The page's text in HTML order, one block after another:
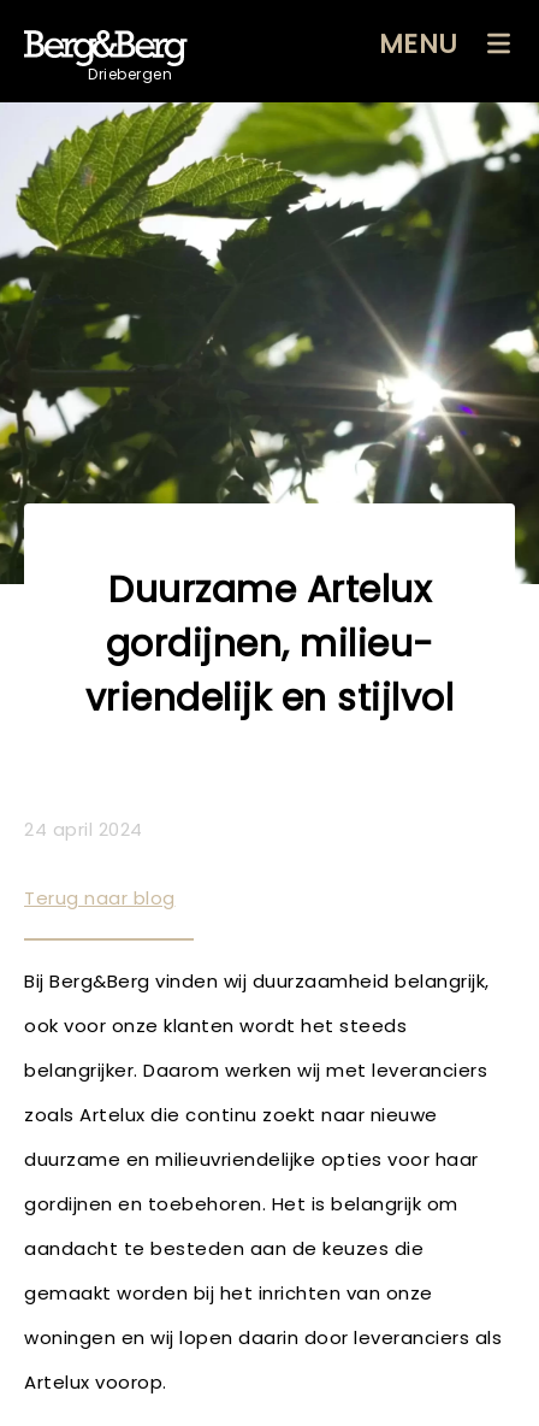
Driebergen
MENU
Duurzame Artelux
gordijnen, milieu-
vriendelijk en stijlvol
24 april 2024
Terug naar blog
Bij Berg&Berg vinden wij duurzaamheid belangrijk,
ook voor onze klanten wordt het steeds
belangrijker. Daarom werken wij met leveranciers
zoals Artelux die continu zoekt naar nieuwe
duurzame en milieuvriendelijke opties voor haar
gordijnen en toebehoren. Het is belangrijk om
aandacht te besteden aan de keuzes die
gemaakt worden bij het inrichten van onze
woningen en wij lopen daarin door leveranciers als
Artelux voorop.